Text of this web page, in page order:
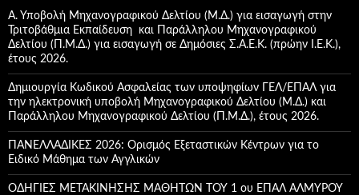
σ
η
γ
ι
α
:
Α. Υποβολή Μηχανογραφικού Δελτίου (Μ.Δ.) για εισαγωγή στην
Τριτοβάθμια Εκπαίδευση και Παράλληλου Μηχανογραφικού
Δελτίου (Π.Μ.Δ.) για εισαγωγή σε Δημόσιες Σ.Α.Ε.Κ. (πρώην Ι.Ε.Κ.),
έτους 2026.
Δημιουργία Κωδικού Ασφαλείας των υποψηφίων ΓΕΛ/ΕΠΑΛ για
την ηλεκτρονική υποβολή Μηχανογραφικού Δελτίου (Μ.Δ.) και
Παράλληλου Μηχανογραφικού Δελτίου (Π.Μ.Δ.), έτους 2026.
ΠΑΝΕΛΛΑΔΙΚΕΣ 2026: Ορισμός Εξεταστικών Κέντρων για το
Ειδικό Μάθημα των Αγγλικών
ΟΔΗΓΙΕΣ ΜΕΤΑΚΙΝΗΣΗΣ ΜΑΘΗΤΩΝ ΤΟΥ 1 ου ΕΠΑΛ ΑΛΜΥΡΟΥ